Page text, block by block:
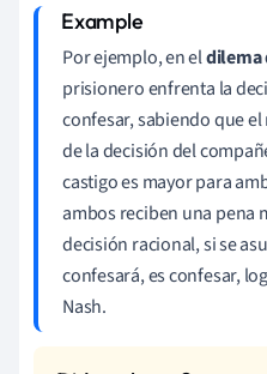
Por ejemplo, en eldilema
prisionero enfrenta la
confesar, sabiendo que
de la decisión del
castigo es mayor para
ambos reciben una pena
decisión racional, si se
confesará, es confesar,
Nash.